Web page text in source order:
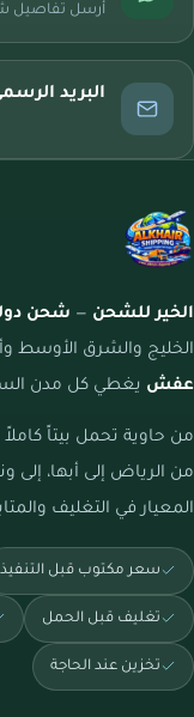
أرسل
البريد
الخير للشحن — شحن
الخليج والشرق الأوسط
عفش يغطي كل مدن
من حاوية تحمل بيتاً كاملاً
من الرياض إلى أبها، إلى
المعيار في التغليف
سعر مكتوب قبل التنفيذ
تغليف قبل الحمل
تخزين عند الحاجة